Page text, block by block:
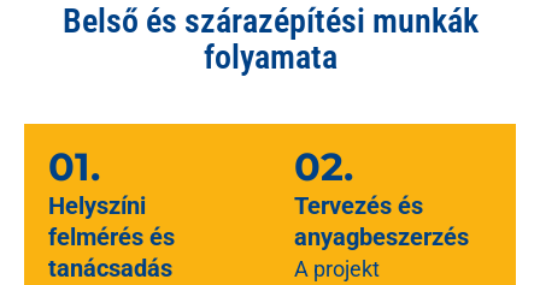
Belső és szárazépítési munkák
folyamata
01.
Helyszíni
felmérés és
tanácsadás
02.
Tervezés és
anyagbeszerzés
A projekt